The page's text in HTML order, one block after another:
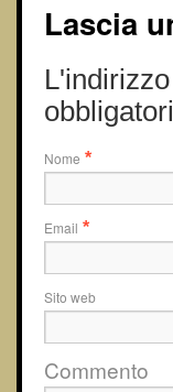
Lascia
Nome *
Email *
Sito web
Commento